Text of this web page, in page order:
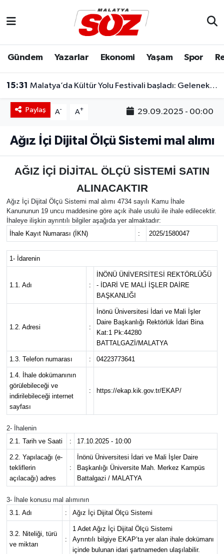
Gündem Yazarlar Ekonomi Yaşam Spor
15:31 Malatya’da Kültür Yolu Festivali başladı: Geleneksel sanatlar yeniden hayat buluyor
Paylaş A- A+ 29.09.2025 - 00:00
Ağız İçi Dijital Ölçü Sistemi mal alımı
AĞIZ İÇİ DİJİTAL ÖLÇÜ SİSTEMİ SATIN
ALINACAKTIR
Ağız İçi Dijital Ölçü Sistemi mal alımı 4734 sayılı Kamu İhale
Kanununun 19 uncu maddesine göre açık ihale usulü ile ihale edilecektir.
İhaleye ilişkin ayrıntılı bilgiler aşağıda yer almaktadır:
İhale Kayıt Numarası (İKN)
: 2025/1580047
1- İdarenin
1.1. Adı :
İNÖNÜ ÜNİVERSİTESİ REKTÖRLÜĞÜ
- İDARİ VE MALİ İŞLER DAİRE
BAŞKANLIĞI
1.2. Adresi :
İnönü Üniversitesi İdari ve Mali İşler
Daire Başkanlığı Rektörlük İdari Bina
Kat:1 Pk:44280
BATTALGAZİ/MALATYA
1.3. Telefon numarası : 04223773641
1.4. İhale dokümanının
görülebileceği ve
indirilebileceği internet
sayfası
: https://ekap.kik.gov.tr/EKAP/
2- İhalenin
2.1. Tarih ve Saati
: 17.10.2025 - 10:00
2.2. Yapılacağı (e-
tekliflerin
açılacağı) adres
:
İnönü Üniversitesi İdari ve Mali İşler Daire
Başkanlığı Üniversite Mah. Merkez Kampüs
Battalgazi / MALATYA
3- İhale konusu mal alımının
3.1. Adı
: Ağız İçi Dijital Ölçü Sistemi
3.2. Niteliği, türü
ve miktarı
:
1 Adet Ağız İçi Dijital Ölçü Sistemi
Ayrıntılı bilgiye EKAP’ta yer alan ihale dokümanı
içinde bulunan idari şartnameden ulaşılabilir.
Dünya
Eğitim
Ekonomi
Gündem
Kültür & Sanat
Resmi İlanlar
Sağlık
Seri İlan
Malatya Nöbetçi Eczaneler
Malatya Namaz Vakitleri
Malatya Trafik Yoğunluk Haritası
Süper Lig Puan Durumu ve Fikstür
Tüm Manşetler
Son Dakika Haberleri
Haber Arşivi